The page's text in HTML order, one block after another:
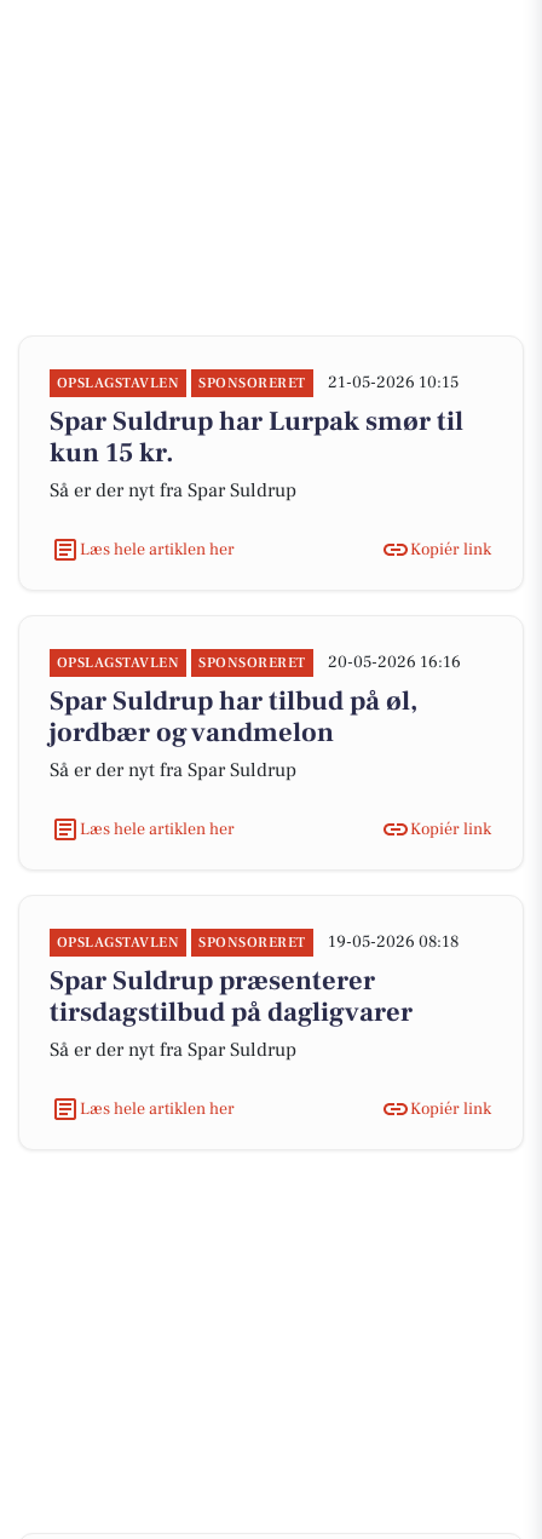
OPSLAGSTAVLEN SPONSORERET 21-05-2026 10:15
Spar Suldrup har Lurpak smør til
kun 15 kr.
Så er der nyt fra Spar Suldrup
Læs hele artiklen her Kopiér link
OPSLAGSTAVLEN SPONSORERET 20-05-2026 16:16
Spar Suldrup har tilbud på øl,
jordbær og vandmelon
Så er der nyt fra Spar Suldrup
Læs hele artiklen her Kopiér link
OPSLAGSTAVLEN SPONSORERET 19-05-2026 08:18
Spar Suldrup præsenterer
tirsdagstilbud på dagligvarer
Så er der nyt fra Spar Suldrup
Læs hele artiklen her Kopiér link